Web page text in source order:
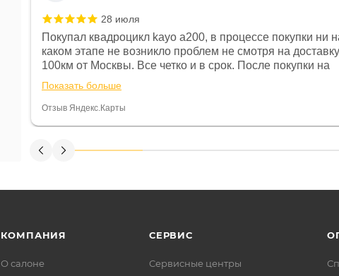
28 июля
Покупал квадроцикл kayo a200, в процессе покупки ни
каком этапе не возникло проблем не смотря на
100км от Москвы. Все четко и в срок. После покупки на
спидометре всегда был 0, при этом представители
постоянно были на связи и в итоге проблема была
Считаю, что это говорит о небезразличии к клиенту после
Показать больше
Отзыв Яндекс.Карты
КОМПАНИЯ
О салоне
СЕРВИС
Сервисные центры